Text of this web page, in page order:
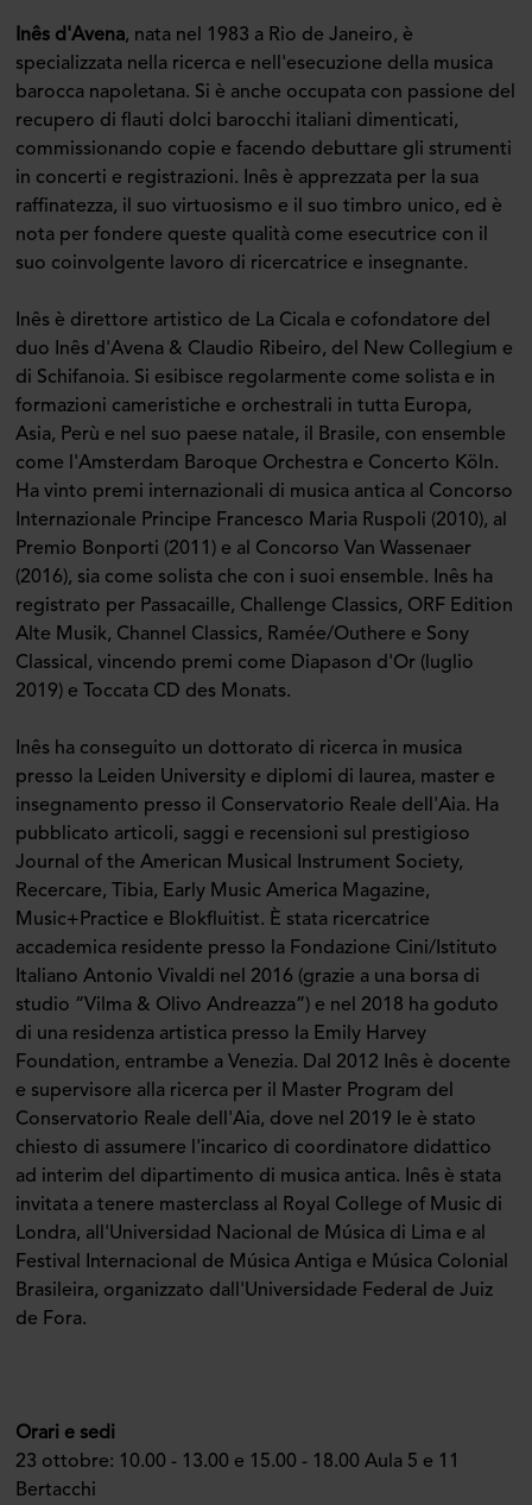
Inês d'Avena, nata nel 1983 a Rio de Janeiro, è
specializzata nella ricerca e nell'esecuzione della musica
barocca napoletana. Si è anche occupata con passione del
recupero di flauti dolci barocchi italiani dimenticati,
commissionando copie e facendo debuttare gli strumenti
in concerti e registrazioni. Inês è apprezzata per la sua
raffinatezza, il suo virtuosismo e il suo timbro unico, ed è
nota per fondere queste qualità come esecutrice con il
suo coinvolgente lavoro di ricercatrice e insegnante.
Inês è direttore artistico de La Cicala e cofondatore del
duo Inês d'Avena & Claudio Ribeiro, del New Collegium e
di Schifanoia. Si esibisce regolarmente come solista e in
formazioni cameristiche e orchestrali in tutta Europa,
Asia, Perù e nel suo paese natale, il Brasile, con ensemble
come l'Amsterdam Baroque Orchestra e Concerto Köln.
Ha vinto premi internazionali di musica antica al Concorso
Internazionale Principe Francesco Maria Ruspoli (2010), al
Premio Bonporti (2011) e al Concorso Van Wassenaer
(2016), sia come solista che con i suoi ensemble. Inês ha
registrato per Passacaille, Challenge Classics, ORF Edition
Alte Musik, Channel Classics, Ramée/Outhere e Sony
Classical, vincendo premi come Diapason d'Or (luglio
2019) e Toccata CD des Monats.
Inês ha conseguito un dottorato di ricerca in musica
presso la Leiden University e diplomi di laurea, master e
insegnamento presso il Conservatorio Reale dell'Aia. Ha
pubblicato articoli, saggi e recensioni sul prestigioso
Journal of the American Musical Instrument Society,
Recercare, Tibia, Early Music America Magazine,
Music+Practice e Blokfluitist. È stata ricercatrice
accademica residente presso la Fondazione Cini/Istituto
Italiano Antonio Vivaldi nel 2016 (grazie a una borsa di
studio “Vilma & Olivo Andreazza”) e nel 2018 ha goduto
di una residenza artistica presso la Emily Harvey
Foundation, entrambe a Venezia. Dal 2012 Inês è docente
e supervisore alla ricerca per il Master Program del
Conservatorio Reale dell'Aia, dove nel 2019 le è stato
chiesto di assumere l'incarico di coordinatore didattico
ad interim del dipartimento di musica antica. Inês è stata
invitata a tenere masterclass al Royal College of Music di
Londra, all'Universidad Nacional de Música di Lima e al
Festival Internacional de Música Antiga e Música Colonial
Brasileira, organizzato dall'Universidade Federal de Juiz
de Fora.
Orari e sedi
23 ottobre: 10.00 - 13.00 e 15.00 - 18.00 Aula 5 e 11
Bertacchi